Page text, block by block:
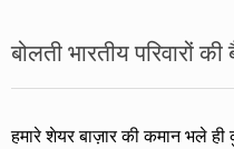
CLEVER!
Menu
बोलती भारतीय परिवारों
हमारे शेयर बाज़ार की कमान भले ही